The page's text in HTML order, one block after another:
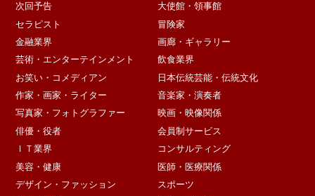
次回予告
大使館・領事館
セラピスト
冒険家
金融業界
画廊・ギャラリー
芸術・エンターテインメント
飲食業界
お笑い・コメディアン
日本伝統芸能・伝統文化
作家・画家・ライター
音楽家・演奏者
写真家・フォトグラファー
映画・映像関係
俳優・役者
会員制サービス
ＩＴ業界
コンサルティング
美容・健康
医師・医療関係
デザイン・ファッション
スポーツ